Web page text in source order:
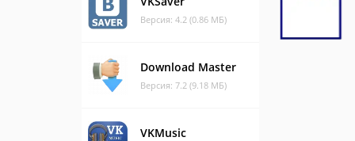
Версия: 4.2 (0.86 МБ)
Download Master
Версия: 7.2 (9.18 МБ)
VKMusic